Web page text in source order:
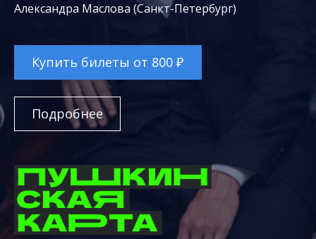
Александра Маслова (Санкт-Петербург)
Купить билеты от 800 ₽
Подробнее